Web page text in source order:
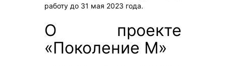
работу до 31 мая 2023 года.
О проекте
«Поколение М»